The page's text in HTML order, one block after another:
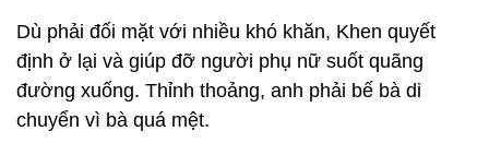
Dù phải đối mặt với nhiều khó khăn, Khen quyết
định ở lại và giúp đỡ người phụ nữ suốt quãng
đường xuống. Thỉnh thoảng, anh phải bế bà di
chuyển vì bà quá mệt.